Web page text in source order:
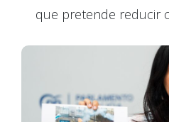
que pretende reducir